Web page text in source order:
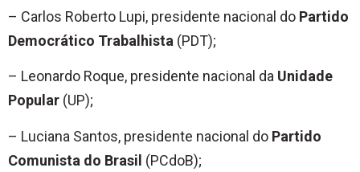
– Carlos Roberto Lupi, presidente nacional do Partido
Democrático Trabalhista (PDT);
– Leonardo Roque, presidente nacional da Unidade
Popular (UP);
– Luciana Santos, presidente nacional do Partido
Comunista do Brasil (PCdoB);